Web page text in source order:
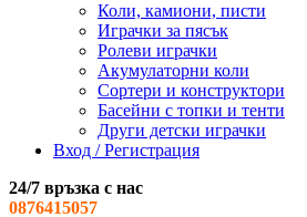
Коли, камиони, писти
Играчки за пясък
Ролеви играчки
Акумулаторни коли
Сортери и конструктори
Басейни с топки и тенти
Други детски играчки
Вход / Регистрация
24/7 връзка с нас
0876415057